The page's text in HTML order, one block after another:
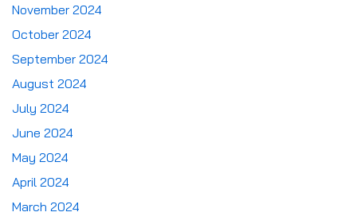
November 2024
October 2024
September 2024
August 2024
July 2024
June 2024
May 2024
April 2024
March 2024